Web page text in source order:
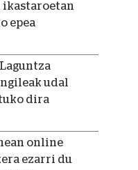
epea
udal
dira
online
ezarri du